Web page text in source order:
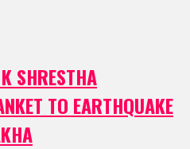
SHRESTHA
TO EARTHQUAKE